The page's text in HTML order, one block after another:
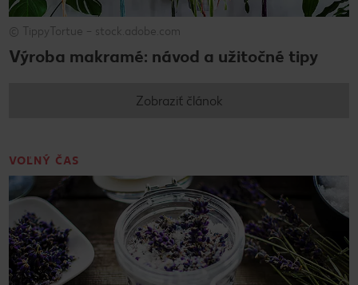
© TippyTortue – stock.adobe.com
Výroba makramé: návod a užitočné tipy
Zobraziť článok
VOĽNÝ ČAS